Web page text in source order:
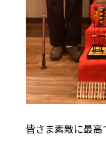
皆さま素敵に最高